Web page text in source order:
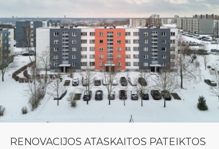
RENOVACIJOS ATASKAITOS PATEIKTOS